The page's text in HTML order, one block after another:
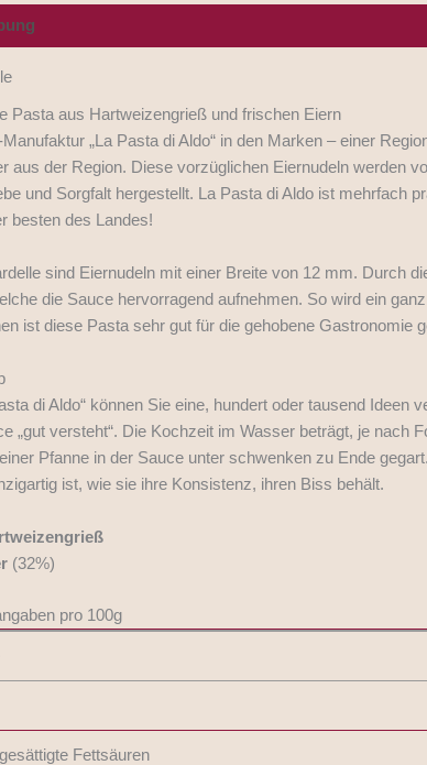
Pasta aus Hartweizengrieß und frischen Eiern
„La Pasta di Aldo“ in den Marken – einer
aus der Region. Diese vorzüglichen Eiernudeln werden
und Sorgfalt hergestellt. La Pasta di Aldo ist mehrfach
besten des Landes!
sind Eiernudeln mit einer Breite von 12 mm. Durch
die Sauce hervorragend aufnehmen. So wird ein
ist diese Pasta sehr gut für die gehobene Gastronomie
di Aldo“ können Sie eine, hundert oder tausend
„gut versteht“. Die Kochzeit im Wasser beträgt, je
Pfanne in der Sauce unter schwenken zu Ende
ist, wie sie ihre Konsistenz, ihren Biss behält.
(32%)
pro 100g
Fettsäuren